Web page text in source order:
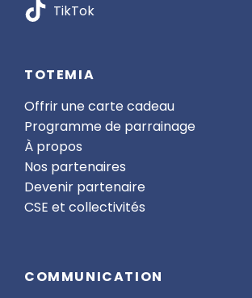
TikTok
TOTEMIA
Offrir une carte cadeau
Programme de parrainage
À propos
Nos partenaires
Devenir partenaire
CSE et collectivités
COMMUNICATION